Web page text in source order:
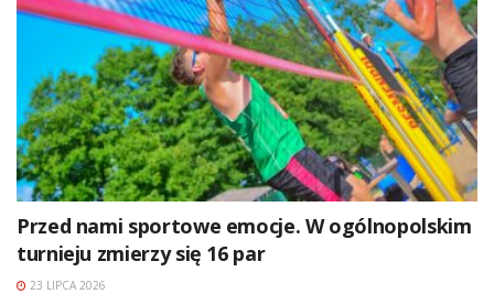
Przed nami sportowe emocje. W ogólnopolskim
turnieju zmierzy się 16 par
23 LIPCA 2026